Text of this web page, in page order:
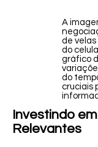
A
de
do
gráfico
do
cruciais
Investindo
Relevantes